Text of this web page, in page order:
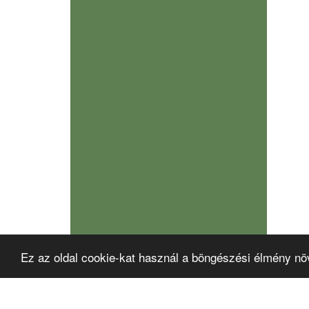
Ez az oldal cookie-kat használ a böngészési élmény